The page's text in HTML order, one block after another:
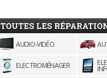
TOUTES LES
AUDIO-VIDÉO
ELECTROMÉNAGER